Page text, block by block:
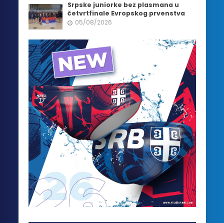
Srpske juniorke bez plasmana u
četvrtfinale Evropskog prvenstva
05/08/2026